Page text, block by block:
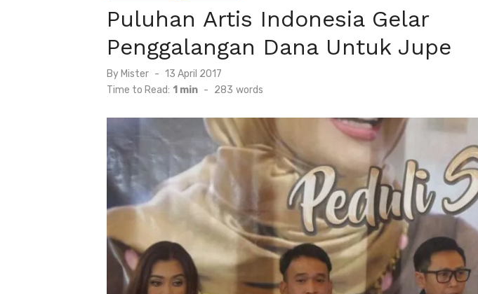
Puluhan Artis Indonesia Gelar
Penggalangan Dana Untuk Jupe
By Mister
Posted
on
13 April 2017
Time to Read: 1 min - 283 words